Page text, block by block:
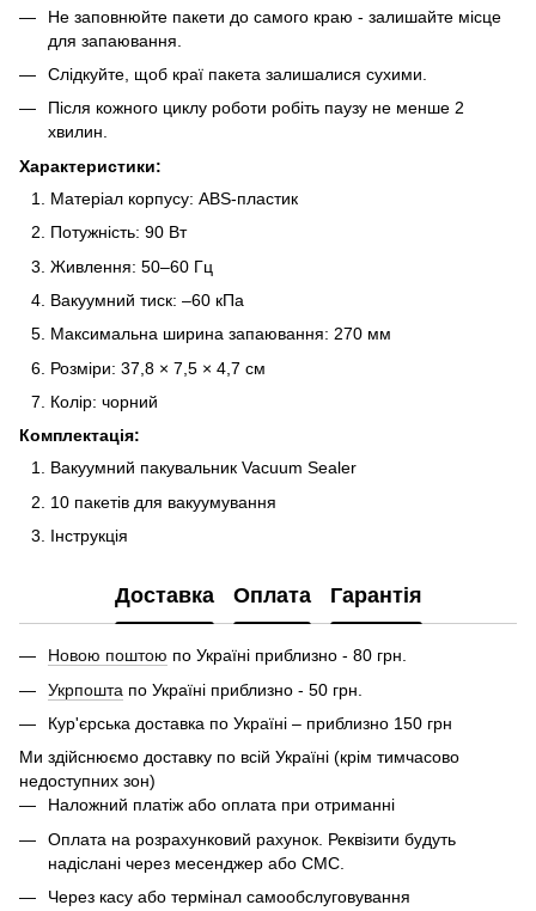
Не заповнюйте пакети до самого краю - залишайте місце
для запаювання.
Слідкуйте, щоб краї пакета залишалися сухими.
Після кожного циклу роботи робіть паузу не менше 2
хвилин.
Характеристики:
Матеріал корпусу: ABS-пластик
Потужність: 90 Вт
Живлення: 50–60 Гц
Вакуумний тиск: –60 кПа
Максимальна ширина запаювання: 270 мм
Розміри: 37,8 × 7,5 × 4,7 см
Колір: чорний
Комплектація:
Вакуумний пакувальник Vacuum Sealer
10 пакетів для вакуумування
Інструкція
Доставка Оплата Гарантія
Новою поштою по Україні приблизно - 80 грн.
Укрпошта по Україні приблизно - 50 грн.
Кур'єрська доставка по Україні – приблизно 150 грн
Ми здійснюємо доставку по всій Україні (крім тимчасово
недоступних зон)
Наложний платіж або оплата при отриманні
Оплата на розрахунковий рахунок. Реквізити будуть
надіслані через месенджер або СМС.
Через касу або термінал самообслуговування